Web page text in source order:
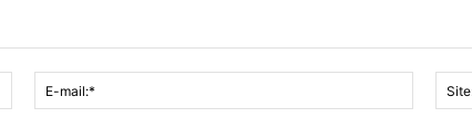
Nome:*
mail:*